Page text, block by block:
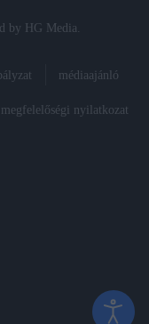
by HG Media
médiaajánló
nyilatkozat